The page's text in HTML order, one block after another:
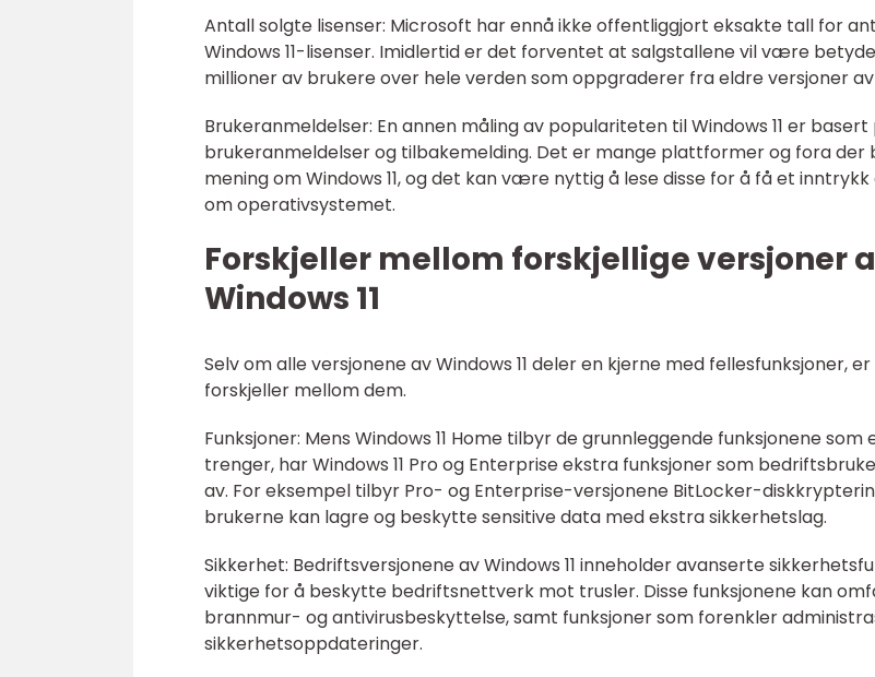
Antall solgte lisenser: Microsoft har ennå ikke offentliggjort eksakte tall for
Windows 11-lisenser. Imidlertid er det forventet at salgstallene vil være
millioner av brukere over hele verden som oppgraderer fra eldre versjoner av
Brukeranmeldelser: En annen måling av populariteten til Windows 11 er basert
brukeranmeldelser og tilbakemelding. Det er mange plattformer og fora der
mening om Windows 11, og det kan være nyttig å lese disse for å få et inntrykk
om operativsystemet.
Forskjeller mellom forskjellige versjoner
Windows 11
Selv om alle versjonene av Windows 11 deler en kjerne med fellesfunksjoner,
forskjeller mellom dem.
Funksjoner: Mens Windows 11 Home tilbyr de grunnleggende funksjonene
trenger, har Windows 11 Pro og Enterprise ekstra funksjoner som
av. For eksempel tilbyr Pro- og Enterprise-versjonene BitLocker-
brukerne kan lagre og beskytte sensitive data med ekstra sikkerhetslag.
Sikkerhet: Bedriftsversjonene av Windows 11 inneholder avanserte
viktige for å beskytte bedriftsnettverk mot trusler. Disse funksjonene kan
brannmur- og antivirusbeskyttelse, samt funksjoner som forenkler
sikkerhetsoppdateringer.